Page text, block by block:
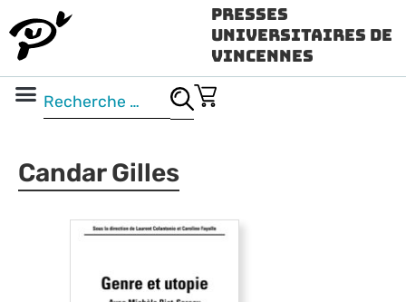
Presses
Universitaires de
Vincennes
Candar Gilles